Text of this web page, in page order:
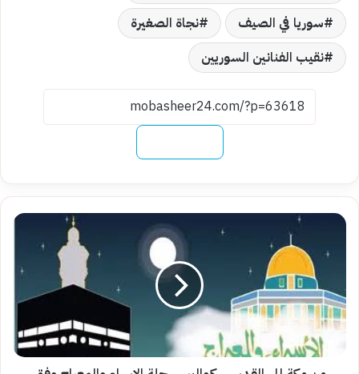
سوريا في الصيف
نجاة الصغيرة
نقيب الفنانين السوريين
من
القدس..
كواليس
رحلة
الإسراء
والمعراج